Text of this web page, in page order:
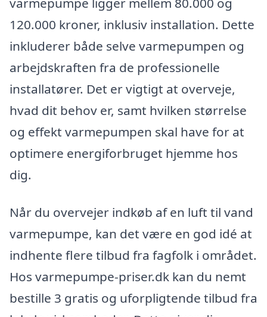
120.000 kroner, inklusiv installation. Dette
inkluderer både selve varmepumpen og
arbejdskraften fra de professionelle
installatører. Det er vigtigt at overveje,
hvad dit behov er, samt hvilken størrelse
og effekt varmepumpen skal have for at
optimere energiforbruget hjemme hos
dig.
Når du overvejer indkøb af en luft til vand
varmepumpe, kan det være en god idé at
indhente flere tilbud fra fagfolk i området.
Hos varmepumpe-priser.dk kan du nemt
bestille 3 gratis og uforpligtende tilbud fra